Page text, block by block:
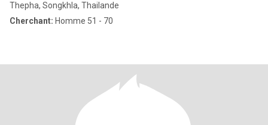
Thepha, Songkhla, Thailande
Cherchant: Homme 51 - 70